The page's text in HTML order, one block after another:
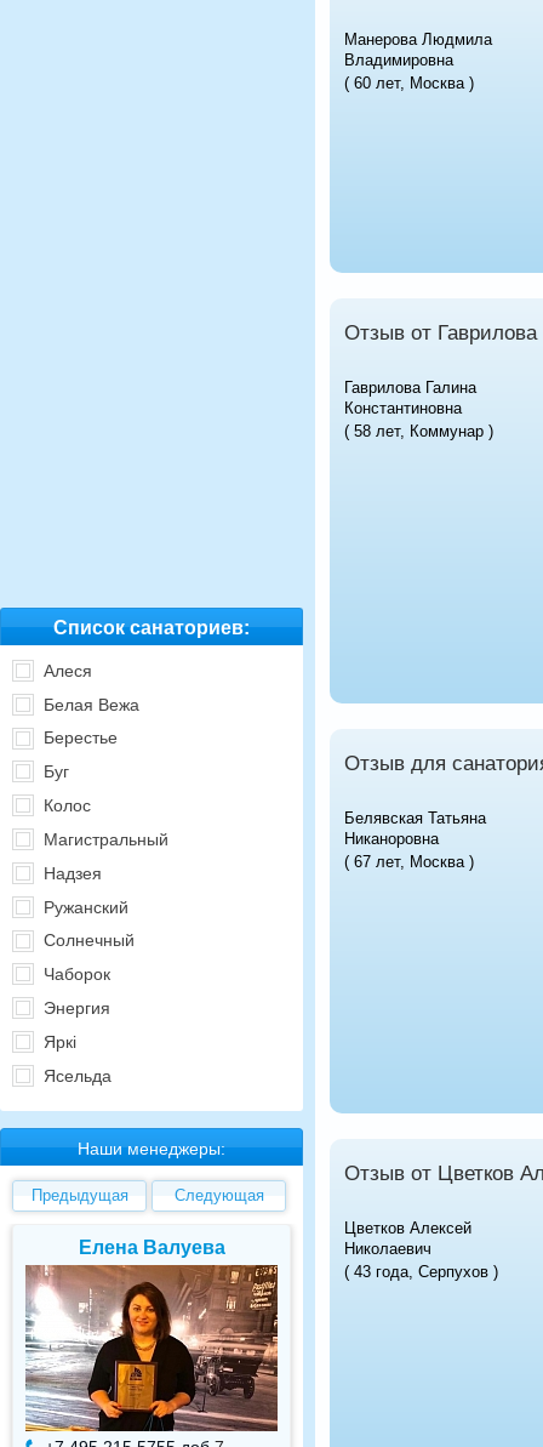
Список санаториев:
Алеся
Белая Вежа
Берестье
Буг
Колос
Магистральный
Надзея
Ружанский
Солнечный
Чаборок
Энергия
Яркi
Ясельда
Наши менеджеры:
Предыдущая Следующая
Елена Валуева Светлана
Манерова Людмила
Владимировна
( 60 лет, Москва )
Отзыв от Гаврилова
Гаврилова Галина
Константиновна
( 58 лет, Коммунар )
Отзыв для
Белявская Татьяна
Никаноровна
( 67 лет, Москва )
Отзыв от Цветков
Цветков Алексей
Николаевич
( 43 года, Серпухов )